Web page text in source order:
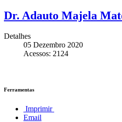
Dr. Adauto Majela
Detalhes
05 Dezembro 2020
Acessos: 2124
Ferramentas
Imprimir
Email